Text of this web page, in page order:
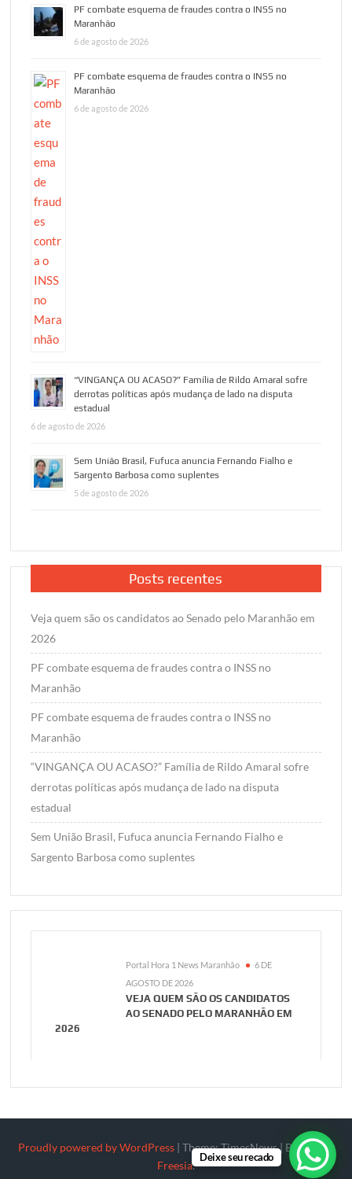
PF combate esquema de fraudes contra o INSS no
Maranhão
6 de agosto de 2026
PF combate esquema de fraudes contra o INSS no
Maranhão
6 de agosto de 2026
“VINGANÇA OU ACASO?” Família de Rildo Amaral sofre
derrotas políticas após mudança de lado na disputa
estadual
6 de agosto de 2026
Sem União Brasil, Fufuca anuncia Fernando Fialho e
Sargento Barbosa como suplentes
5 de agosto de 2026
Posts recentes
Veja quem são os candidatos ao Senado pelo Maranhão em
2026
PF combate esquema de fraudes contra o INSS no
Maranhão
PF combate esquema de fraudes contra o INSS no
Maranhão
“VINGANÇA OU ACASO?” Família de Rildo Amaral sofre
derrotas políticas após mudança de lado na disputa
estadual
Sem União Brasil, Fufuca anuncia Fernando Fialho e
Sargento Barbosa como suplentes
Portal Hora 1 News Maranhão
6 DE
AGOSTO DE 2026
VEJA QUEM SÃO OS CANDIDATOS
AO SENADO PELO MARANHÃO EM
2026
Proudly powered by WordPress |Theme: TimesNews| ByTheme
Freesia.
Deixe seu recado